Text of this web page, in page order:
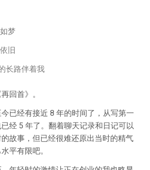
梦
旧
长路伴着我
回首》。
已经有接近 8 年的时间了，从写第一
经 5 年了。翻着聊天记录和日记可以
故事，但已经很难还原出当时的精气
平有限吧。